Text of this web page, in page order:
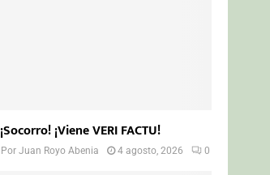
¡Socorro! ¡Viene VERI FACTU!
PorJuan Royo Abenia 4 agosto, 2026 0